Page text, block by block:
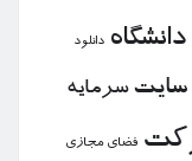
دانشگاه دانلود
سایت سرمایه
فضای مجازی